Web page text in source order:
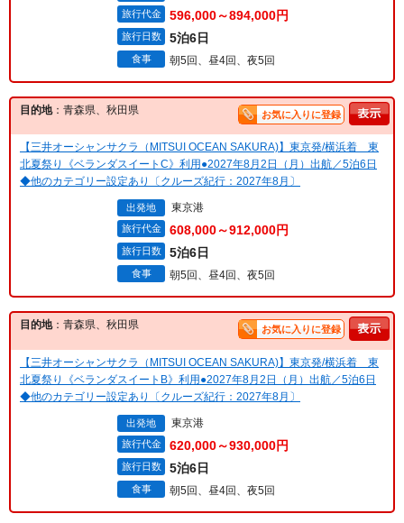
旅行代金 596,000～894,000円
旅行日数 5泊6日
食事 朝5回、昼4回、夜5回
目的地：青森県、秋田県 お気に入りに登録
【三井オーシャンサクラ（MITSUI OCEAN SAKURA)】東京発/横浜着 東
北夏祭り《ベランダスイートC》利用●2027年8月2日（月）出航／5泊6日
◆他のカテゴリー設定あり〔クルーズ紀行：2027年8月〕
出発地 東京港
旅行代金 608,000～912,000円
旅行日数 5泊6日
食事 朝5回、昼4回、夜5回
目的地：青森県、秋田県 お気に入りに登録
【三井オーシャンサクラ（MITSUI OCEAN SAKURA)】東京発/横浜着 東
北夏祭り《ベランダスイートB》利用●2027年8月2日（月）出航／5泊6日
◆他のカテゴリー設定あり〔クルーズ紀行：2027年8月〕
出発地 東京港
旅行代金 620,000～930,000円
旅行日数 5泊6日
食事 朝5回、昼4回、夜5回